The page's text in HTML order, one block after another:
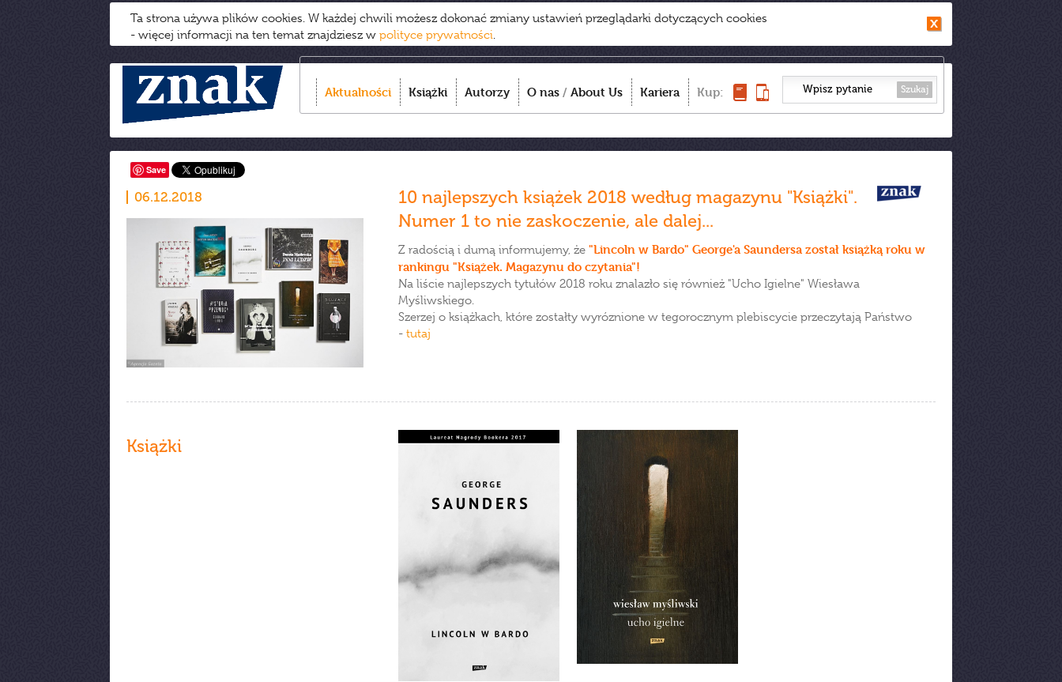
Ta strona używa plików cookies. W każdej chwili możesz dokonać zmiany ustawień przeglądarki dotyczących cookies
- więcej informacji na ten temat znajdziesz w polityce prywatności.
Aktualności Książki Autorzy O nas / About Us Kariera Kup: Szukaj
Save
06.12.2018
10 najlepszych książek 2018 według magazynu "Książki".
Numer 1 to nie zaskoczenie, ale dalej...
Z radością i dumą informujemy, że "Lincoln w Bardo" George'a Saundersa został książką roku w
rankingu "Książek. Magazynu do czytania"!
Na liście najlepszych tytułów 2018 roku znalazło się również "Ucho Igielne" Wiesława
Myśliwskiego.
Szerzej o książkach, które zostałty wyróznione w tegorocznym plebiscycie przeczytają Państwo
- tutaj
Książki